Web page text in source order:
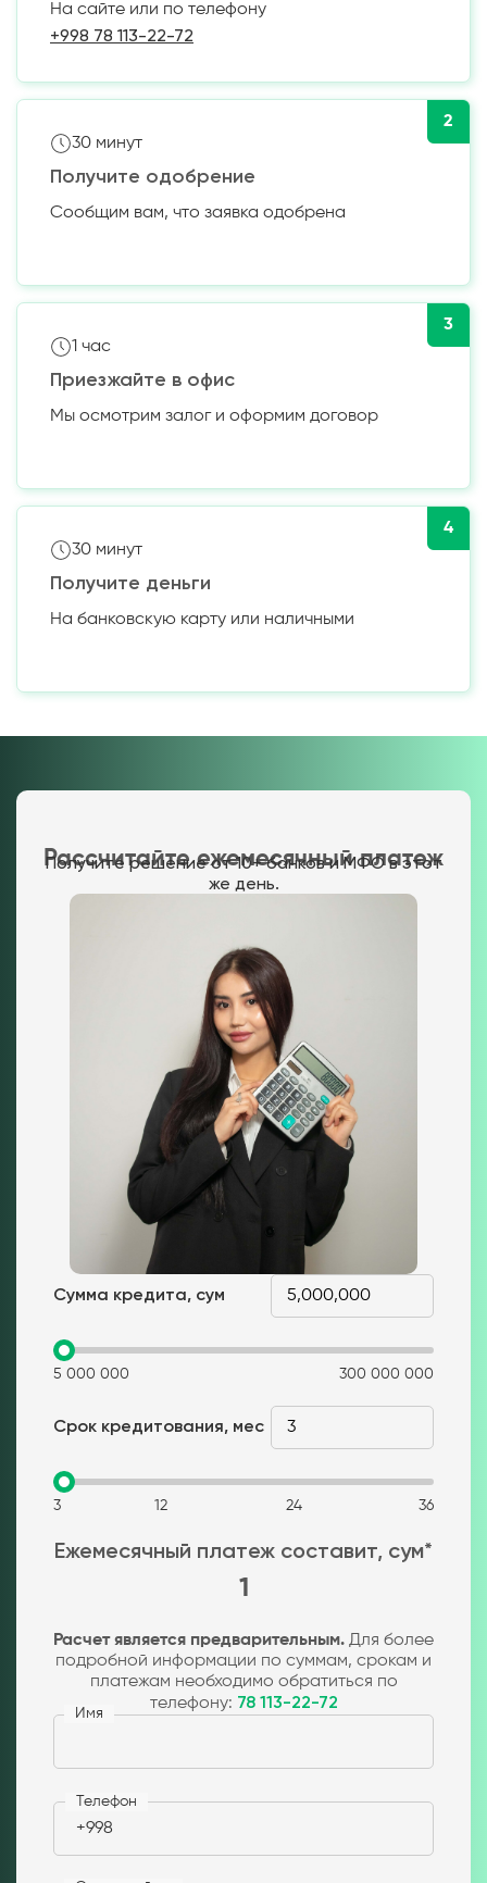
На сайте или по телефону
+998 78 113-22-72
2
30 минут
Получите одобрение
Сообщим вам, что заявка одобрена
3
1 час
Приезжайте в офис
Мы осмотрим залог и оформим договор
4
30 минут
Получите деньги
На банковскую карту или наличными
Рассчитайте ежемесячный платеж
Получите решение от 10+ банков и МФО в этот
же день.
Сумма кредита, сум
5 000 000 300 000 000
Срок кредитования, мес
3 12 24 36
Ежемесячный платеж составит, сум*
1
Расчет является предварительным. Для более
подробной информации по суммам, срокам и
платежам необходимо обратиться по
телефону: 78 113-22-72
Имя
Телефон
+998